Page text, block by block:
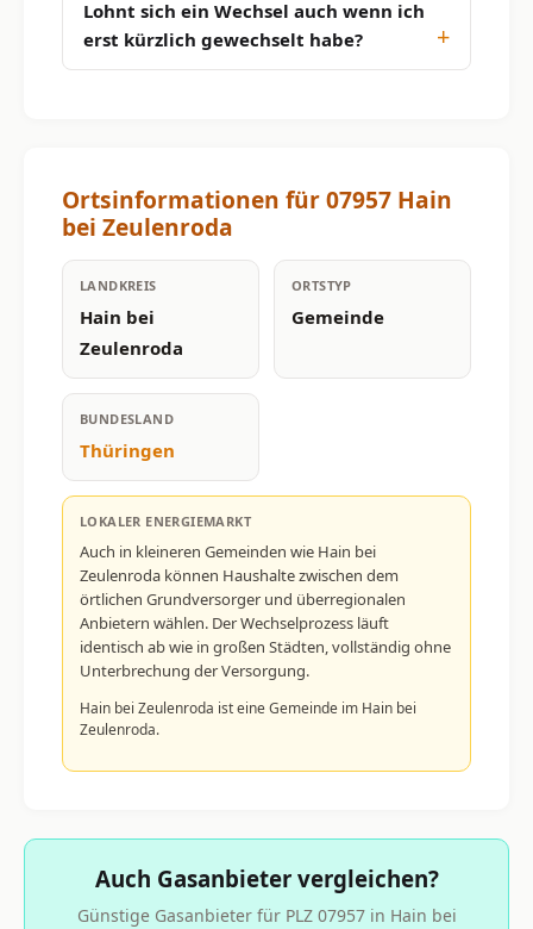
Lohnt sich ein Wechsel auch wenn ich
erst kürzlich gewechselt habe?
Ortsinformationen für 07957 Hain
bei Zeulenroda
LANDKREIS
Hain bei
Zeulenroda
ORTSTYP
Gemeinde
BUNDESLAND
Thüringen
LOKALER ENERGIEMARKT
Auch in kleineren Gemeinden wie Hain bei
Zeulenroda können Haushalte zwischen dem
örtlichen Grundversorger und überregionalen
Anbietern wählen. Der Wechselprozess läuft
identisch ab wie in großen Städten, vollständig ohne
Unterbrechung der Versorgung.
Hain bei Zeulenroda ist eine Gemeinde im Hain bei
Zeulenroda.
Auch Gasanbieter vergleichen?
Günstige Gasanbieter für PLZ 07957 in Hain bei